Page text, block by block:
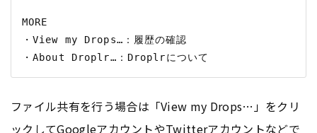
MORE
・View my Drops…：履歴の確認
ファイル共有を行う場合は「View my Drops…」をクリ
ックしてGoogleアカウントやTwitterアカウントなどで